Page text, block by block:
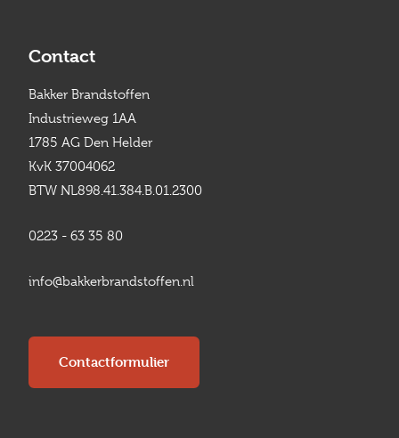
Contact
Bakker Brandstoffen
Industrieweg 1AA
1785 AG Den Helder
KvK 37004062
BTW NL898.41.384.B.01.2300
0223 - 63 35 80
info@bakkerbrandstoffen.nl
Contactformulier